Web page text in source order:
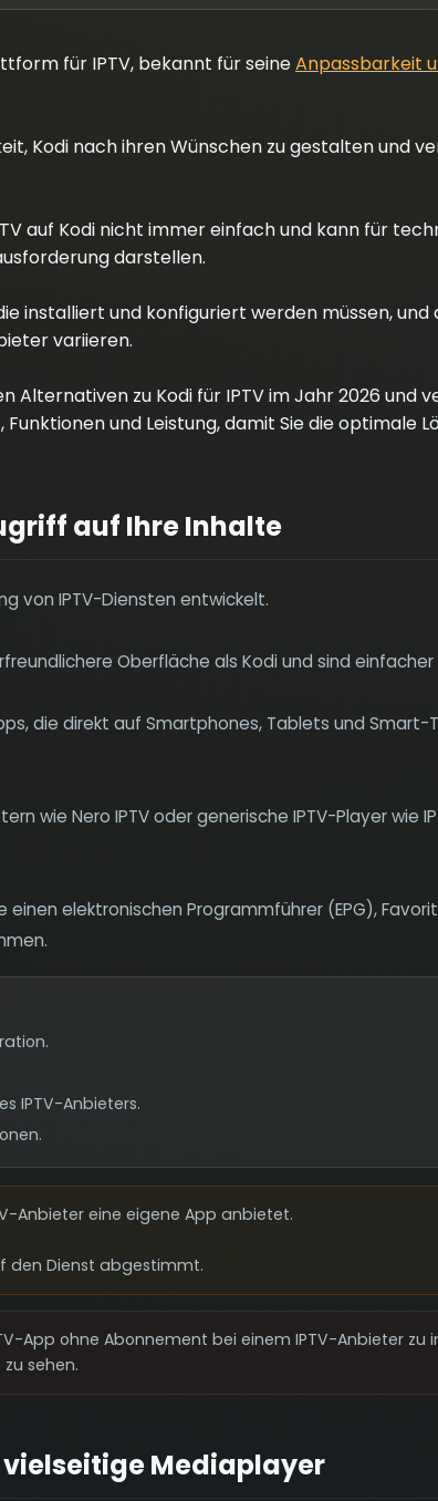
für IPTV, bekannt für seineAnpassbarkeit
Kodi nach ihren Wünschen zu gestalten und
auf Kodi nicht immer einfach und kann für
darstellen.
installiert und konfiguriert werden müssen, und
variieren.
Alternativen zu Kodi für IPTV im Jahr 2026 und
und Leistung, damit Sie die optimale
auf Ihre Inhalte
von IPTV-Diensten entwickelt.
Oberfläche als Kodi und sind einfacher
die direkt auf Smartphones, Tablets und Smart-
wie Nero IPTV oder generische IPTV-Player wie
elektronischen Programmführer (EPG),
IPTV-Anbieters.
Anbieter eine eigene App anbietet.
den Dienst abgestimmt.
App ohne Abonnement bei einem IPTV-Anbieter zu
sehen.
vielseitige Mediaplayer